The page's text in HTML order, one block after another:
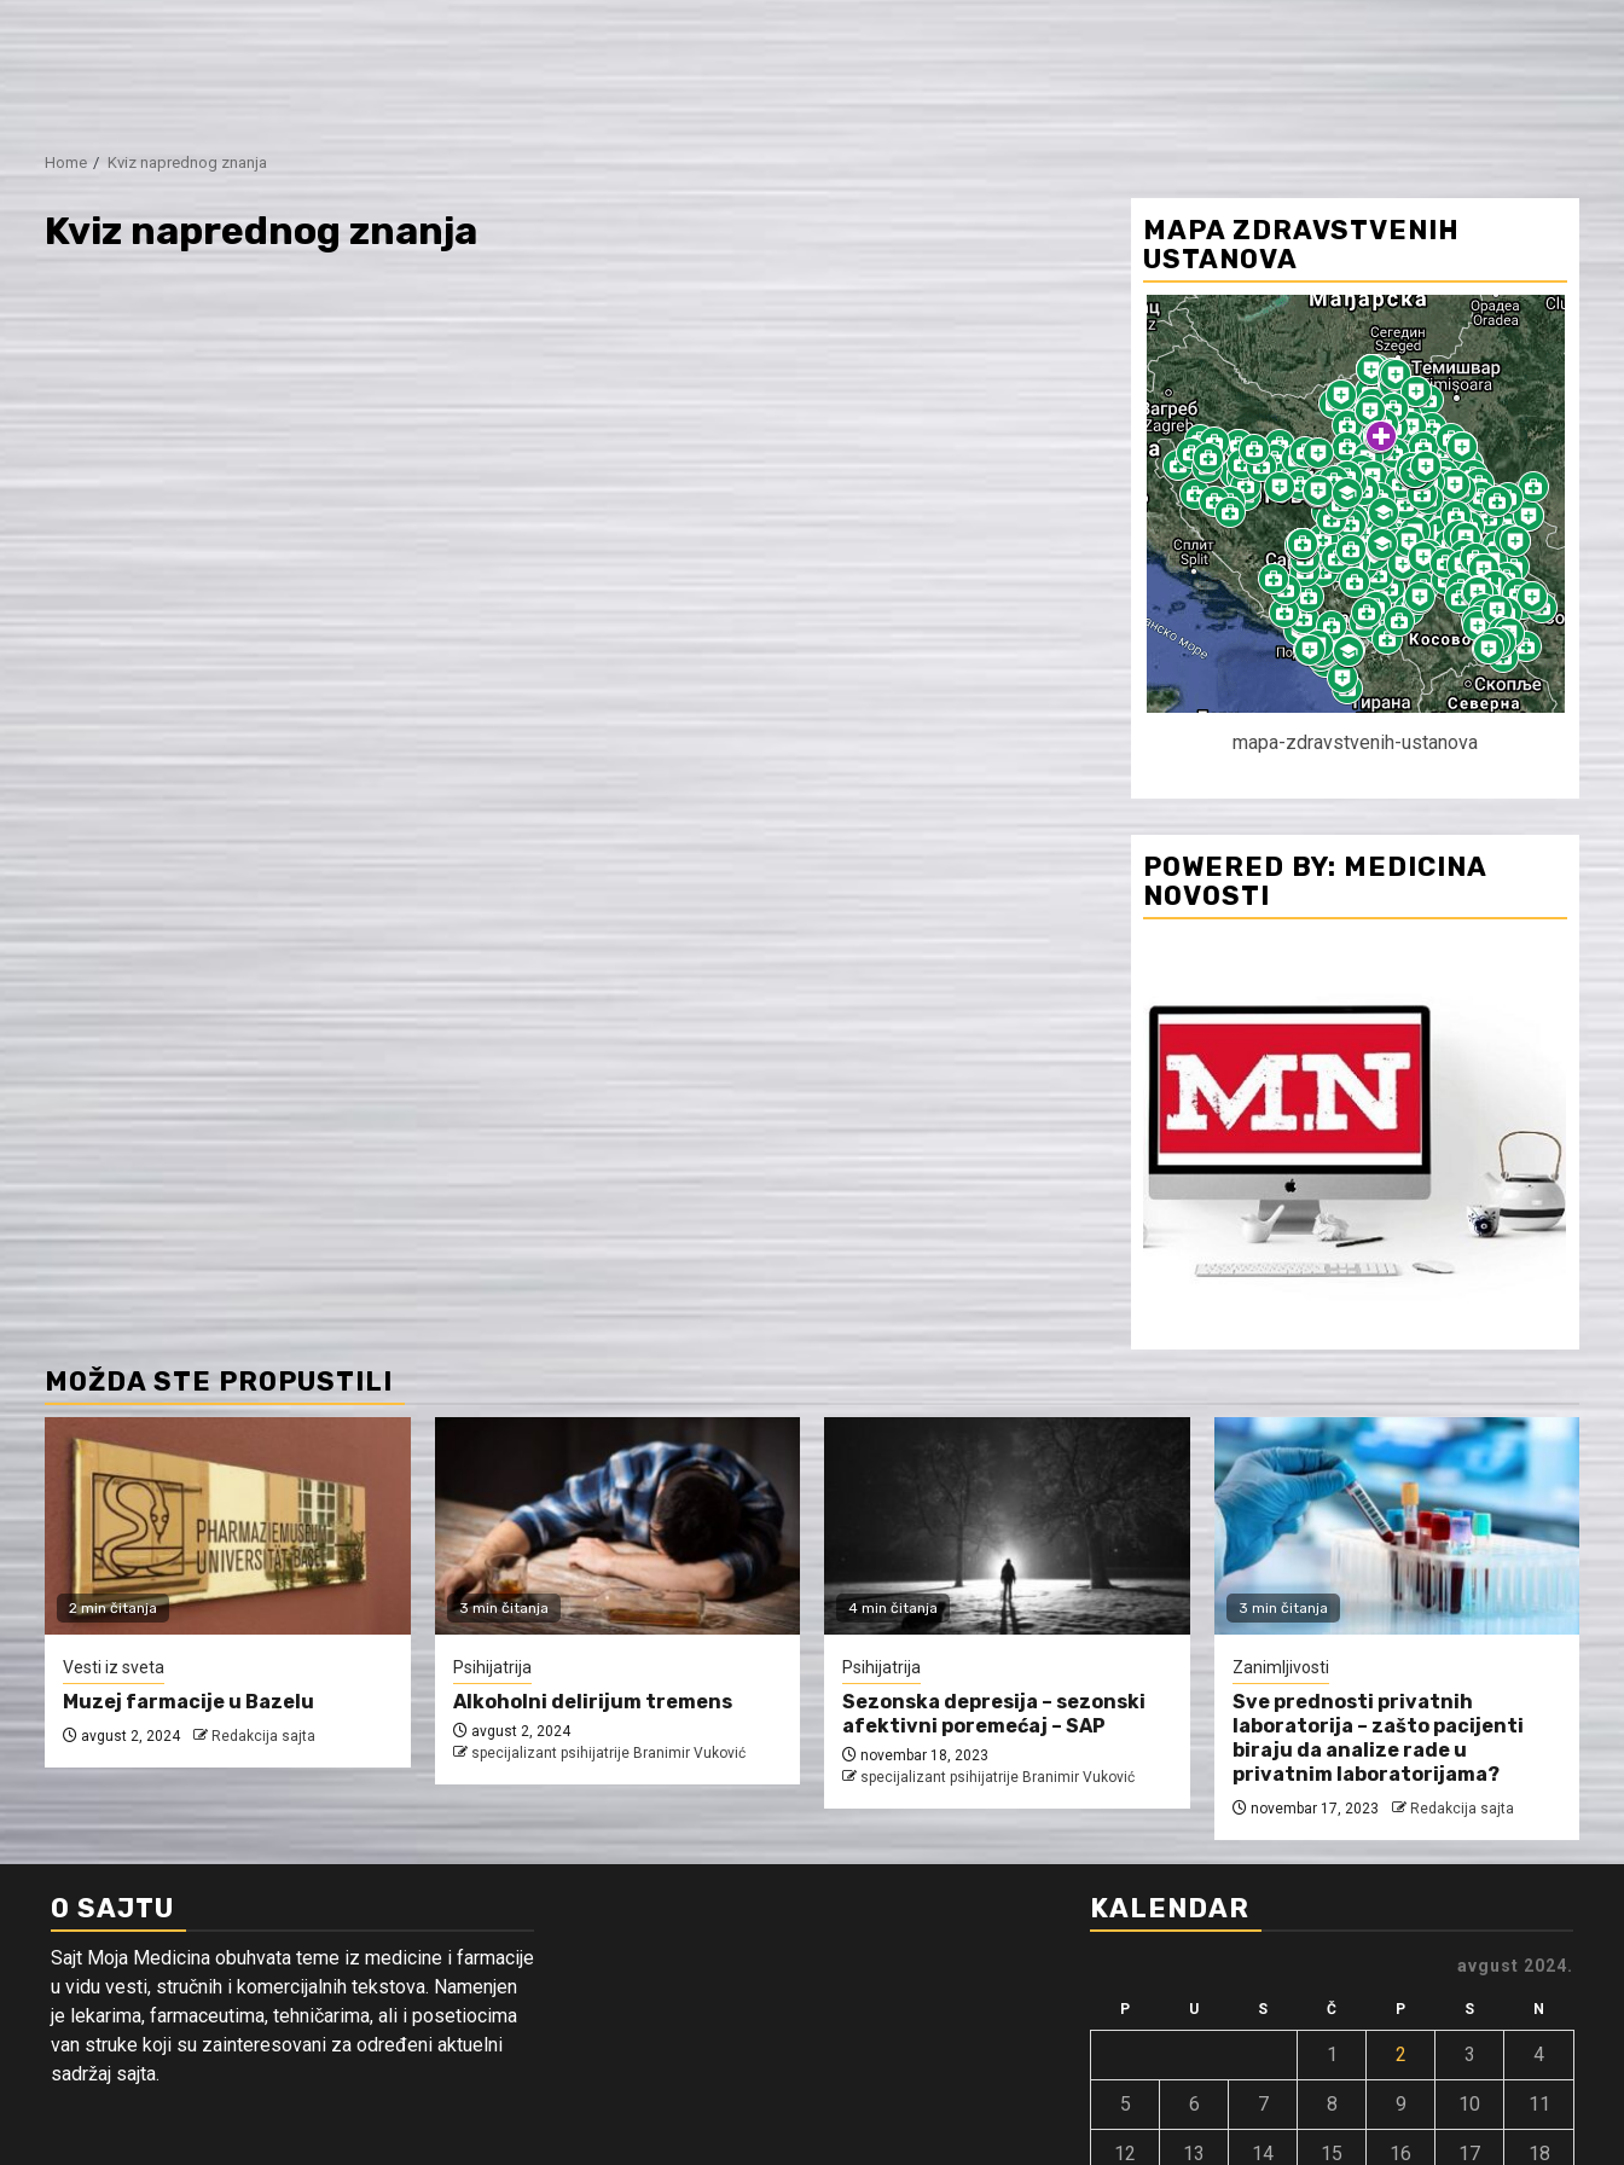
Home Kviz naprednog znanja
Kviz naprednog znanja
MAPA ZDRAVSTVENIH
USTANOVA
mapa-zdravstvenih-ustanova
POWERED BY: MEDICINA
NOVOSTI
MOŽDA STE PROPUSTILI
2 min čitanja
Vesti iz sveta
Muzej farmacije u Bazelu
avgust 2, 2024 Redakcija sajta
3 min čitanja
Psihijatrija
Alkoholni delirijum tremens
avgust 2, 2024
specijalizant psihijatrije Branimir Vuković
4 min čitanja
Psihijatrija
Sezonska depresija – sezonski
afektivni poremećaj – SAP
novembar 18, 2023
specijalizant psihijatrije Branimir Vuković
3 min čitanja
Zanimljivosti
Sve prednosti privatnih
laboratorija – zašto pacijenti
biraju da analize rade u
privatnim laboratorijama?
novembar 17, 2023 Redakcija sajta
O SAJTU
Sajt Moja Medicina obuhvata teme iz medicine i farmacije
u vidu vesti, stručnih i komercijalnih tekstova. Namenjen
je lekarima, farmaceutima, tehničarima, ali i posetiocima
van struke koji su zainteresovani za određeni aktuelni
sadržaj sajta.
KALENDAR
avgust 2024.
P U S Č P S N
1 2 3 4
5 6 7 8 9 10 11
12 13 14 15 16 17 18